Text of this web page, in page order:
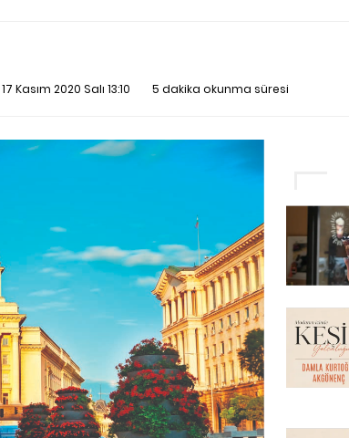
17 Kasım 2020 Salı 13:10 5 dakika okunma süresi